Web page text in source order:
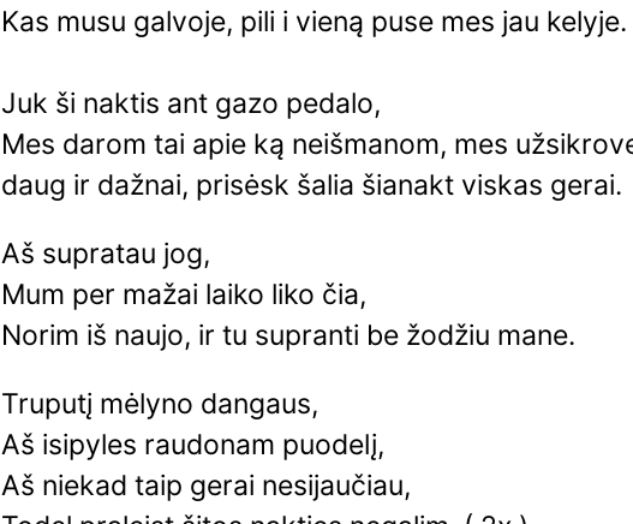
Kas musu galvoje, pili i vieną puse mes jau kelyje.
Juk ši naktis ant gazo pedalo,
Mes darom tai apie ką neišmanom, mes
daug ir dažnai, prisėsk šalia šianakt viskas gerai.
Aš supratau jog,
Mum per mažai laiko liko čia,
Norim iš naujo, ir tu supranti be žodžiu mane.
Truputį mėlyno dangaus,
Aš isipyles raudonam puodelį,
Aš niekad taip gerai nesijaučiau,